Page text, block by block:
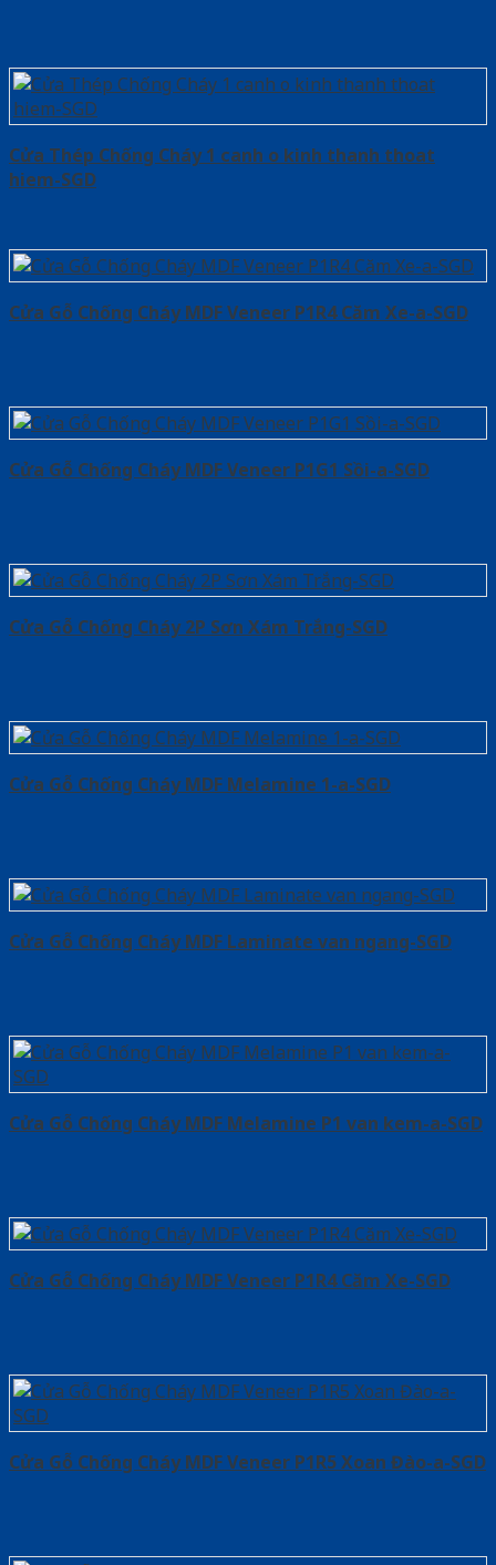
Cửa Thép Chống Cháy 1 canh o kinh thanh thoat
hiem-SGD
Cửa Gỗ Chống Cháy MDF Veneer P1R4 Căm Xe-a-SGD
Cửa Gỗ Chống Cháy MDF Veneer P1G1 Sồi-a-SGD
Cửa Gỗ Chống Cháy 2P Sơn Xám Trắng-SGD
Cửa Gỗ Chống Cháy MDF Melamine 1-a-SGD
Cửa Gỗ Chống Cháy MDF Laminate van ngang-SGD
Cửa Gỗ Chống Cháy MDF Melamine P1 van kem-a-SGD
Cửa Gỗ Chống Cháy MDF Veneer P1R4 Căm Xe-SGD
Cửa Gỗ Chống Cháy MDF Veneer P1R5 Xoan Đào-a-SGD